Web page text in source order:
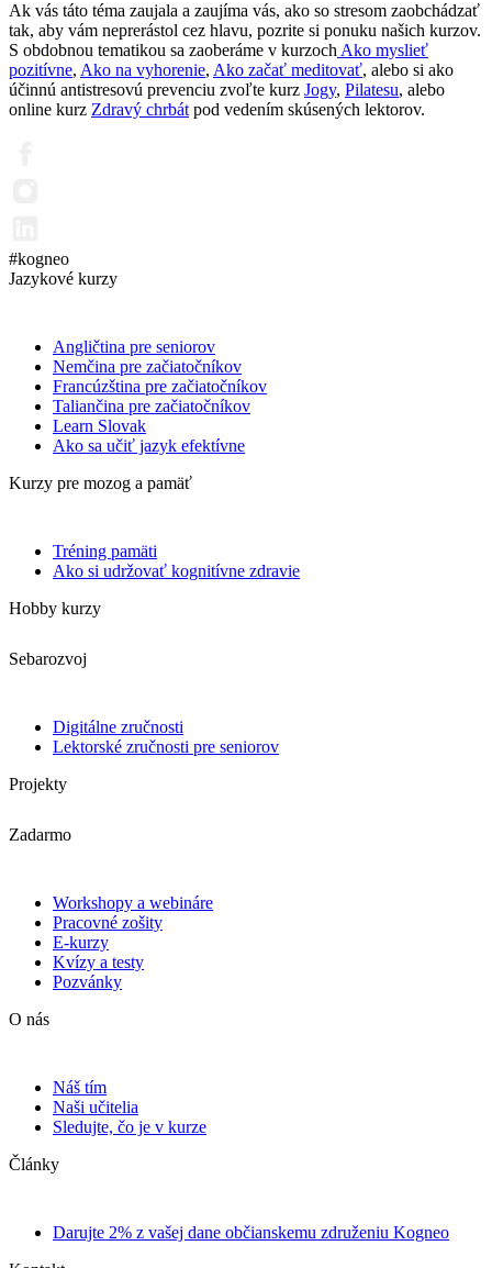
Ak vás táto téma zaujala a zaujíma vás, ako so stresom zaobchádzať
tak, aby vám neprerástol cez hlavu, pozrite si ponuku našich kurzov.
S obdobnou tematikou sa zaoberáme v kurzoch Ako myslieť
pozitívne, Ako na vyhorenie, Ako začať meditovať, alebo si ako
účinnú antistresovú prevenciu zvoľte kurz Jogy, Pilatesu, alebo
online kurz Zdravý chrbát pod vedením skúsených lektorov.
#kogneo
Jazykové kurzy
Angličtina pre seniorov
Nemčina pre začiatočníkov
Francúzština pre začiatočníkov
Taliančina pre začiatočníkov
Learn Slovak
Ako sa učiť jazyk efektívne
Kurzy pre mozog a pamäť
Tréning pamäti
Ako si udržovať kognitívne zdravie
Hobby kurzy
Sebarozvoj
Digitálne zručnosti
Lektorské zručnosti pre seniorov
Projekty
Zadarmo
Workshopy a webináre
Pracovné zošity
E-kurzy
Kvízy a testy
Pozvánky
O nás
Náš tím
Naši učitelia
Sledujte, čo je v kurze
Články
Darujte 2% z vašej dane občianskemu združeniu Kogneo